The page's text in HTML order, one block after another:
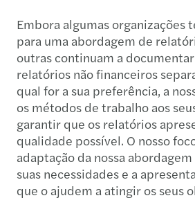
Embora algumas organizações
para uma abordagem de
outras continuam a
relatórios não financeiros
qual for a sua preferência, a
os métodos de trabalho aos
garantir que os relatórios
qualidade possível. O nosso
adaptação da nossa
suas necessidades e a
que o ajudem a atingir os seus